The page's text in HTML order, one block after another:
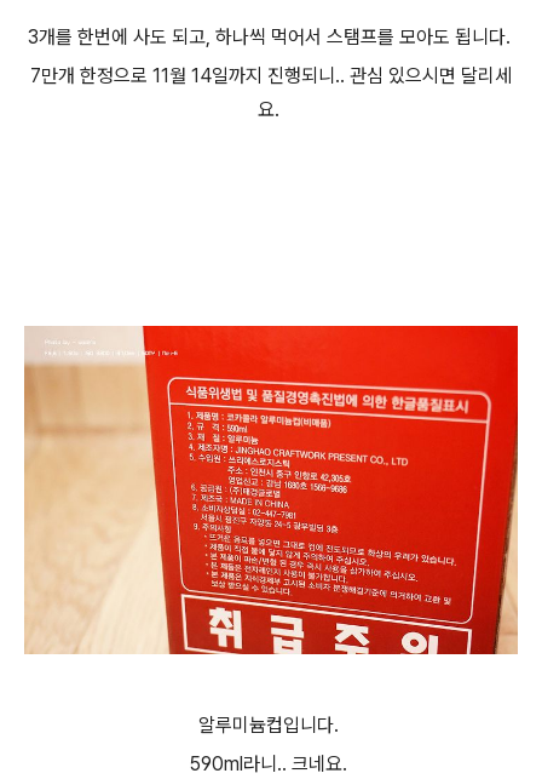
3개를 한번에 사도 되고, 하나씩 먹어서 스탬프를 모아도 됩니다.
7만개 한정으로 11월 14일까지 진행되니.. 관심 있으시면 달리세
요.
알루미늄컵입니다.
590ml라니.. 크네요.